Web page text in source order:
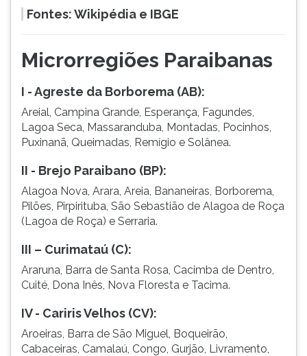
Fontes: Wikipédia e IBGE
Microrregiões Paraibanas
I - Agreste da Borborema (AB):
Areial, Campina Grande, Esperança, Fagundes,
Lagoa Seca, Massaranduba, Montadas, Pocinhos,
Puxinanã, Queimadas, Remígio e Solânea.
II - Brejo Paraibano (BP):
Alagoa Nova, Arara, Areia, Bananeiras, Borborema,
Pilões, Pirpirituba, São Sebastião de Alagoa de Roça
(Lagoa de Roça) e Serraria.
III – Curimataú (C):
Araruna, Barra de Santa Rosa, Cacimba de Dentro,
Cuité, Dona Inês, Nova Floresta e Tacima.
IV - Cariris Velhos (CV):
Aroeiras, Barra de São Miguel, Boqueirão,
Cabaceiras, Camalaú, Congo, Gurjão, Livramento,